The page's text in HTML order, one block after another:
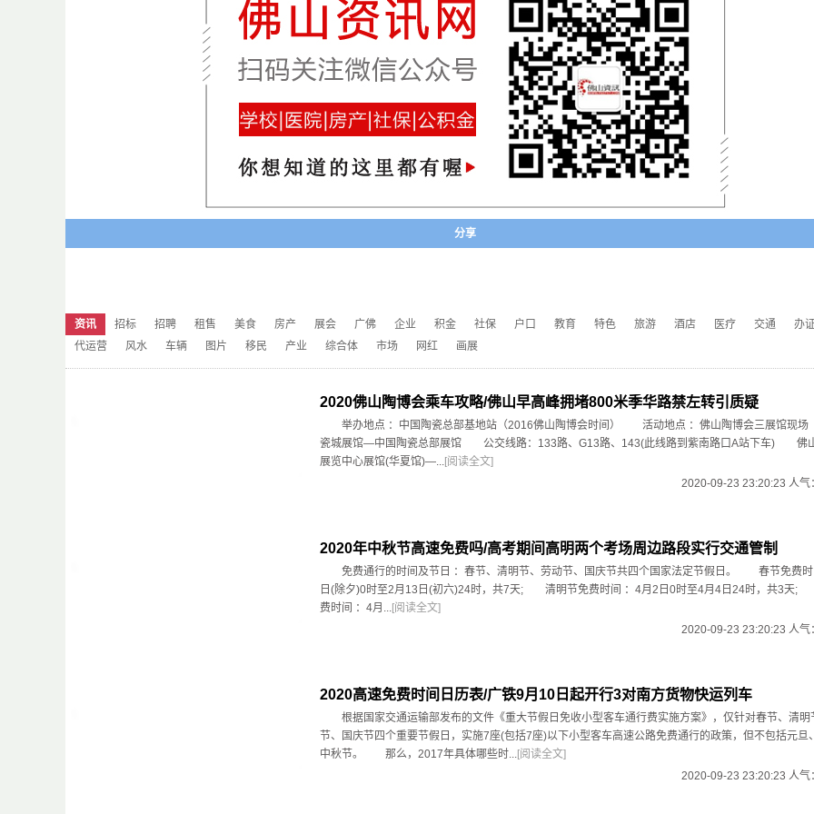
分享
资讯 招标 招聘 租售 美食 房产 展会 广佛 企业 积金 社保 户口 教育 特色 旅游 酒店 医疗 交通
办
代运营
风水 车辆 图片 移民 产业 综合体 市场 网红 画展
2020佛山陶博会乘车攻略/佛山早高峰拥堵800米季华路禁左转引质疑
举办地点 ：中国陶瓷总部基地站（2016佛山陶博会时间） 活动地点 ：佛山陶博会三展馆
瓷城展馆—中国陶瓷总部展馆 公交线路：133路、G13路、143(此线路到紫南路口A站下车) 佛
展览中心展馆(华夏馆)—...[阅读全文]
2020-09-23 23:20:23 人气
2020年中秋节高速免费吗/高考期间高明两个考场周边路段实行交通管制
免费通行的时间及节日 ：春节、清明节、劳动节、国庆节共四个国家法定节假日。 春节免费时
日(除夕)0时至2月13日(初六)24时，共7天; 清明节免费时间 ：4月2日0时至4月4日24时，共3天
费时间 ：4月...[阅读全文]
2020-09-23 23:20:23 人气
2020高速免费时间日历表/广铁9月10日起开行3对南方货物快运列车
根据国家交通运输部发布的文件《重大节假日免收小型客车通行费实施方案》，仅针对春节、清明
节、国庆节四个重要节假日，实施7座(包括7座)以下小型客车高速公路免费通行的政策，但不包括元旦
中秋节。 那么，2017年具体哪些时...[阅读全文]
2020-09-23 23:20:23 人气